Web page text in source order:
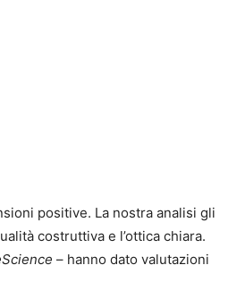
positive. La nostra analisi gli
costruttiva e l’ottica chiara.
– hanno dato valutazioni